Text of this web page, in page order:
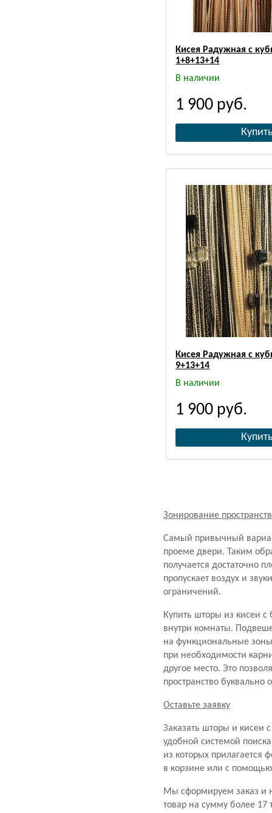
Кисея Радужная с
1+8+13+14
В наличии
1 900 руб.
Кисея Радужная с
9+13+14
В наличии
1 900 руб.
Зонирование
Самый привычный
проеме двери. Таким
получается достаточно
пропускает воздух и
ограничений.
Купить шторы из кисеи
внутри комнаты.
на функциональные
при необходимости
другое место. Это
пространство
Оставьте заявку
Заказать шторы и кисеи
удобной системой
из которых прилагается
в корзине или с
Мы сформируем заказ и
товар на сумму более 17